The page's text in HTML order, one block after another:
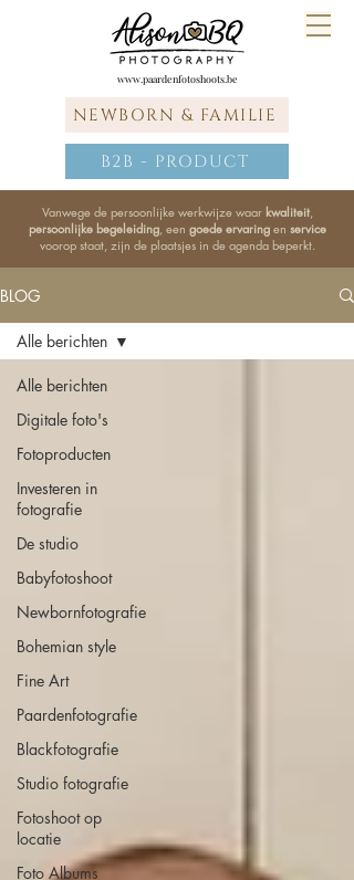
www.paardenfotoshoots.be
Vanwege de persoonlijke werkwijze waar kwaliteit,
persoonlijke begeleiding, een goede ervaringen service
voorop staat, zijn de plaatsjes in de agenda beperkt.
B2B - PRODUCT
NEWBORN & FAMILIE
BLOG
Alle berichten
Digitale foto's
Fotoproducten
Investeren in
fotografie
De studio
Babyfotoshoot
Newbornfotografie
Bohemian style
Fine Art
Paardenfotografie
Blackfotografie
Studio fotografie
Fotoshoot op
locatie
Foto Albums
Alle berichten